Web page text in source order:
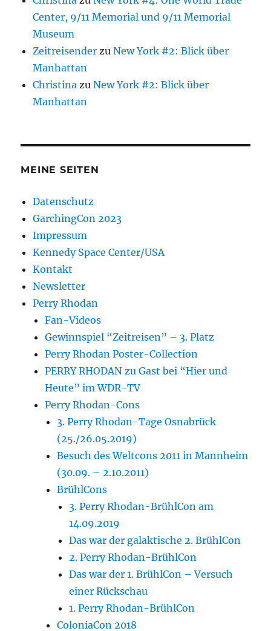
Center, 9/11 Memorial und 9/11 Memorial
Museum
Zeitreisender zuNew York #2: Blick über
Manhattan
Christina zuNew York #2: Blick über
Manhattan
MEINE SEITEN
Datenschutz
GarchingCon 2023
Impressum
Kennedy Space Center/USA
Kontakt
Newsletter
Perry Rhodan
Fan-Videos
Gewinnspiel “Zeitreisen” – 3. Platz
Perry Rhodan Poster-Collection
PERRY RHODAN zu Gast bei “Hier und
Heute” im WDR-TV
Perry Rhodan-Cons
3. Perry Rhodan-Tage Osnabrück
(25./26.05.2019)
Besuch des Weltcons 2011 in Mannheim
(30.09. – 2.10.2011)
BrühlCons
3. Perry Rhodan-BrühlCon am
14.09.2019
Das war der galaktische 2. BrühlCon
2. Perry Rhodan-BrühlCon
Das war der 1. BrühlCon – Versuch
einer Rückschau
1. Perry Rhodan-BrühlCon
ColoniaCon 2018